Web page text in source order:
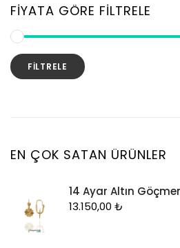
Küpe
Zincir
FIYATA GÖRE FILTRELE
FILTRELE
EN ÇOK SATAN ÜRÜNLER
14 Ayar Altın
13.150,00 ₺